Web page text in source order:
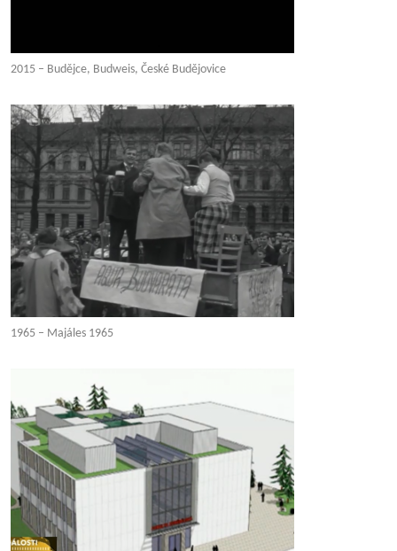
2015 – Budějce, Budweis, České Budějovice
1965 – Majáles 1965